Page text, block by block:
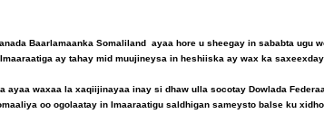
Baarlamaanka Somaliland ayaa hore u sheegay in sababta ugu
ay tahay mid muujineysa in heshiiska ay wax ka
ayaa waxaa la xaqiijinayaa inay si dhaw ulla socotay Dowlada
oo ogolaatay in Imaaraatigu saldhigan sameysto balse ku